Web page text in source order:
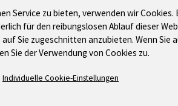
Tel. 03643 778140-0
Service zu bieten, verwenden wir Cookies.
für den reibungslosen Ablauf dieser
Sie zugeschnitten anzubieten. Wenn Sie
Sie der Verwendung von Cookies zu.
Individuelle Cookie-Einstellungen